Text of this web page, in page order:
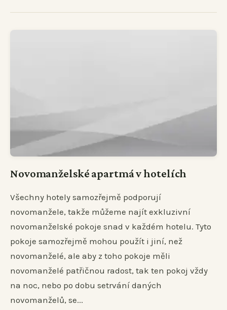
Novomanželské apartmá v hotelích
Všechny hotely samozřejmě podporují
novomanžele, takže můžeme najít exkluzivní
novomanželské pokoje snad v každém hotelu. Tyto
pokoje samozřejmě mohou použít i jiní, než
novomanželé, ale aby z toho pokoje měli
novomanželé patřičnou radost, tak ten pokoj vždy
na noc, nebo po dobu setrvání daných
novomanželů, se...